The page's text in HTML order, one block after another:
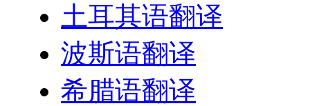
土耳其语翻译
波斯语翻译
希腊语翻译